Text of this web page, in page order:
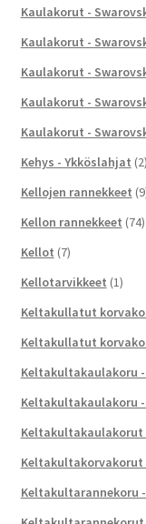
Kaulakorut -
Kaulakorut -
Kaulakorut -
Kaulakorut -
Kaulakorut -
Kehys - Ykköslahjat (2)
Kellojen rannekkeet
Kellon rannekkeet (74)
Kellot (7)
Kellotarvikkeet (1)
Keltakullatut
Keltakullatut
Keltakultakaulakoru
Keltakultakaulakoru
Keltakultarannekoru